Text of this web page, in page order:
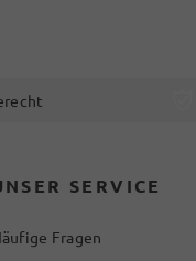
SERVICE
Fragen